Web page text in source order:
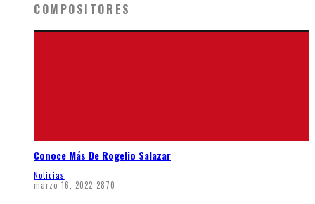
COMPOSITORES
Conoce Más De Rogelio Salazar
Noticias
marzo 16, 2022 2870